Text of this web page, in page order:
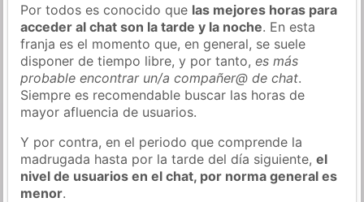
Por todos es conocido que las mejores horas para
acceder al chat son la tarde y la noche. En esta
franja es el momento que, en general, se suele
disponer de tiempo libre, y por tanto,es más
probable encontrar un/a compañer@ de chat.
Siempre es recomendable buscar las horas de
mayor afluencia de usuarios.
Y por contra, en el periodo que comprende la
madrugada hasta por la tarde del día siguiente,el
nivel de usuarios en el chat, por norma general es
menor.